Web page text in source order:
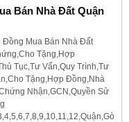
Bán Nhà Đất Quận
Mua Bán Nhà Đất
Tặng,Hợp
Tục,Tư Vấn,Quy Trình,Tư
Tặng,Hợp Đồng,Nhà
Nhận,GCN,Quyền Sử